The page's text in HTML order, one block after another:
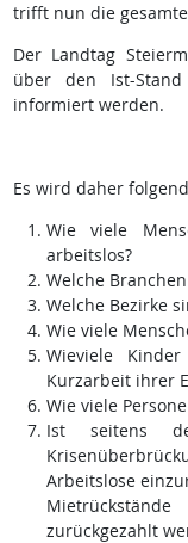
trifft nun die
Der Landtag
über den Ist-
informiert werden.
Es wird daher
Wie viele
arbeitslos?
Welche
Welche Bezirke
Wie viele
Wieviele
Kurzarbeit ihrer
Wie viele
Ist seitens
Arbeitslose
zurückgezahlt